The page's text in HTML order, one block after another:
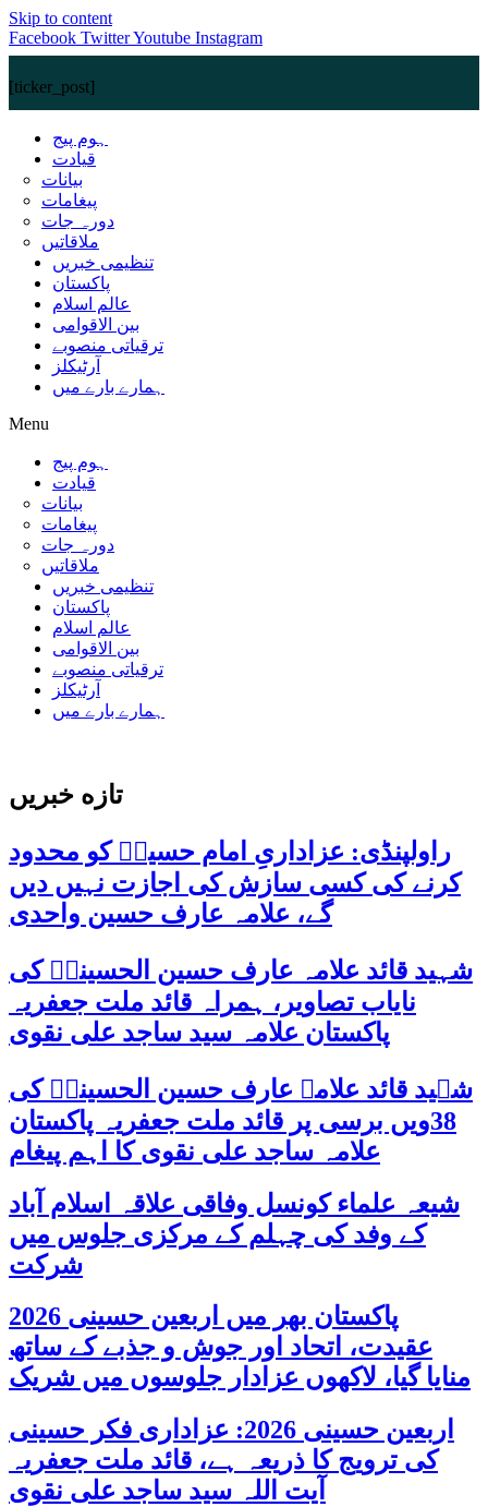
Skip to content
Facebook TwitterYoutube Instagram
[ticker_post]
ہوم پیج
قیادت
بیانات
پیغامات
دورہ جات
ملاقاتیں
تنظیمی خبریں
پاکستان
عالم اسلام
بین الاقوامی
ترقیاتی منصوبے
آرٹیکلز
ہمارے بارے میں
Menu
ہوم پیج
قیادت
بیانات
پیغامات
دورہ جات
ملاقاتیں
تنظیمی خبریں
پاکستان
عالم اسلام
بین الاقوامی
ترقیاتی منصوبے
آرٹیکلز
ہمارے بارے میں
تازه خبریں
راولپنڈی: عزاداریِ امام حسینؑ کو محدود
کرنے کی کسی سازش کی اجازت نہیں دیں
گے، علامہ عارف حسین واحدی
شہید قائد علامہ عارف حسین الحسینیؒ کی
نایاب تصاویر، ہمراہ قائد ملت جعفریہ
پاکستان علامہ سید ساجد علی نقوی
شہید قائد علامہ عارف حسین الحسینیؒ کی
38ویں برسی پر قائد ملت جعفریہ پاکستان
علامہ ساجد علی نقوی کا اہم پیغام
شیعہ علماء کونسل وفاقی علاقہ اسلام آباد
کے وفد کی چہلم کے مرکزی جلوس میں
شرکت
پاکستان بھر میں اربعین حسینی 2026
عقیدت، اتحاد اور جوش و جذبے کے ساتھ
منایا گیا، لاکھوں عزادار جلوسوں میں شریک
اربعین حسینی 2026: عزاداری فکر حسینی
کی ترویج کا ذریعہ ہے، قائد ملت جعفریہ
آیت اللہ سید ساجد علی نقوی